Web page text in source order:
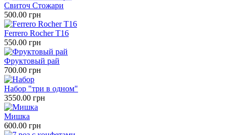
Свиточ Стожари
500.00 грн
Ferrero Rocher Т16
550.00 грн
Фруктовый рай
700.00 грн
Набор "три в одном"
3550.00 грн
Мишка
600.00 грн